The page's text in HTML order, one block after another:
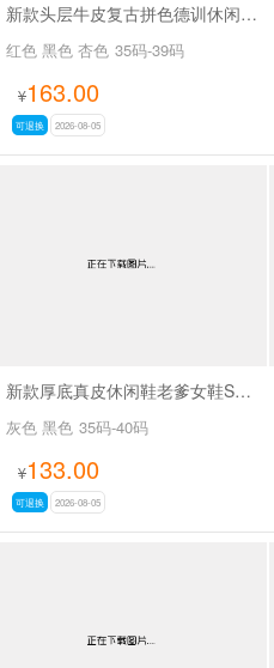
新款头层牛皮复古拼色德训休闲鞋SA2535
红色 黑色 杏色 35码-39码
¥163.00
可退换 2026-08-05
新款厚底真皮休闲鞋老爹女鞋SA7602-1
灰色 黑色 35码-40码
¥133.00
可退换 2026-08-05